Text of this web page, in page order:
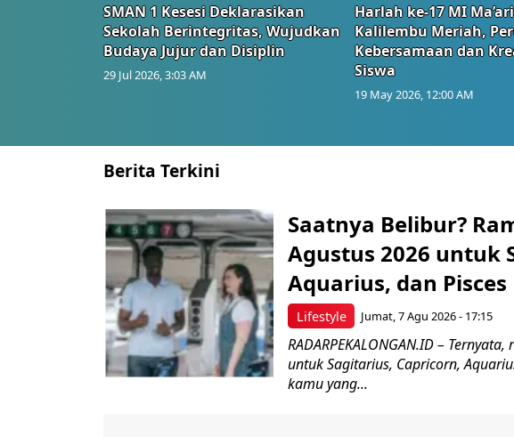
SMAN 1 Kesesi Deklarasikan
Sekolah Berintegritas, Wujudkan
Budaya Jujur dan Disiplin
29 Jul 2026, 3:03 AM
Harlah ke-17 MI
Kalilembu Meriah,
Kebersamaan dan
Siswa
19 May 2026, 12:00 AM
Berita Terkini
Lifestyle
Saatnya Belibur?
Agustus 2026 untuk
Aquarius, dan Pisces
Jumat, 7 Agu 2026 - 17:15
RADARPEKALONGAN.ID –
untuk Sagitarius, Capricorn,
kamu yang...